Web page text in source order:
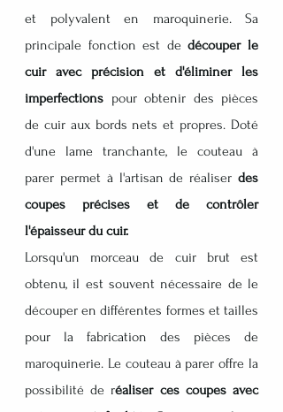
et polyvalent en maroquinerie. Sa
principale fonction est de découper le
cuir avec précision et d'éliminer les
imperfections pour obtenir des pièces
de cuir aux bords nets et propres. Doté
d'une lame tranchante, le couteau à
parer permet à l'artisan de réaliser des
coupes précises et de contrôler
l'épaisseur du cuir.
Lorsqu'un morceau de cuir brut est
obtenu, il est souvent nécessaire de le
découper en différentes formes et tailles
pour la fabrication des pièces de
maroquinerie. Le couteau à parer offre la
possibilité de réaliser ces coupes avec